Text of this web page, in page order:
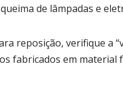
de lâmpadas e
reposição, verifique a
fabricados em material